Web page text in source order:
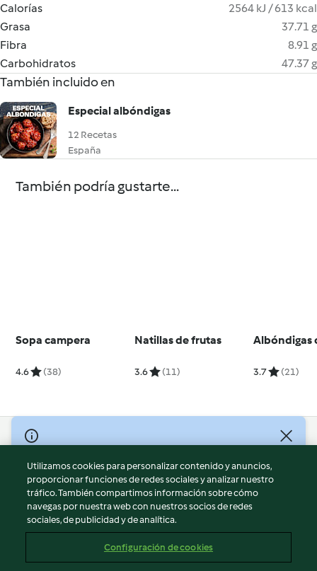
Calorías
2564 kJ / 613 kcal
Grasa
37.71 g
Fibra
8.91 g
Carbohidratos
47.37 g
También incluido en
Especial albóndigas
12 Recetas
España
También podría gustarte...
Sopa campera
4.6 (38)
Natillas de frutas
3.6 (11)
Albóndigas
3.7 (21)
© Copyright 2026
Términos de uso
Política de privacidad
Aviso legal
Información legal
Reportar contenido
Utilizamos cookies para personalizar contenido y anuncios,
proporcionar funciones de redes sociales y analizar nuestro
tráfico. También compartimos información sobre cómo
navegas por nuestra web con nuestros socios de redes
sociales, de publicidad y de analítica.
Configuración de cookies